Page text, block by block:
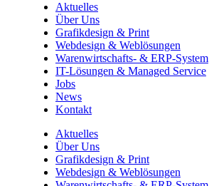
Aktuelles
Über Uns
Grafikdesign & Print
Webdesign & Weblösungen
Warenwirtschafts- & ERP-System
IT-Lösungen & Managed Service
Jobs
News
Kontakt
Aktuelles
Über Uns
Grafikdesign & Print
Webdesign & Weblösungen